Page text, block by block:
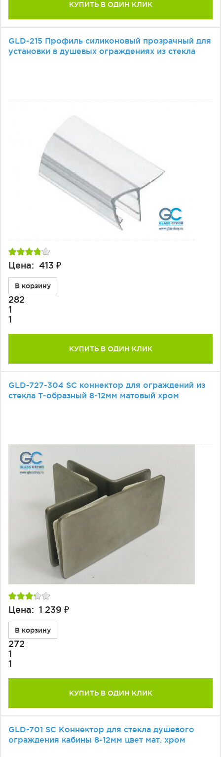
КУПИТЬ В ОДИН КЛИК
GLD-215 Профиль силиконовый прозрачный для
установки в душевых ограждениях из стекла
Цена: 413 ₽
В корзину
282
1
1
КУПИТЬ В ОДИН КЛИК
GLD-727-304 SC коннектор для ограждений из
стекла Т-образный 8-12мм матовый хром
Цена: 1 239 ₽
В корзину
272
1
1
КУПИТЬ В ОДИН КЛИК
GLD-701 SC Коннектор для стекла душевого
ограждения кабины 8-12мм цвет мат. хром